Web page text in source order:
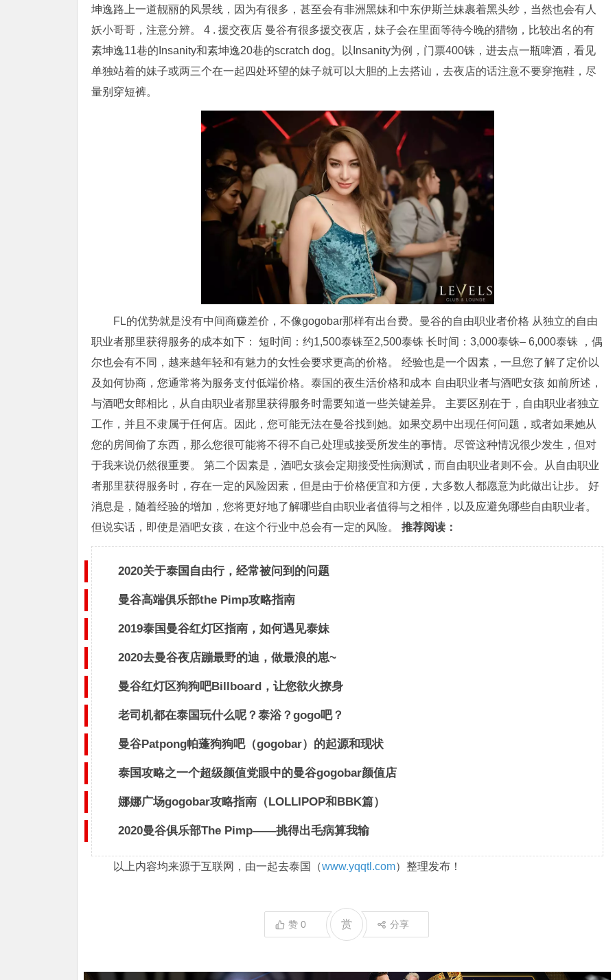
坤逸路上一道靓丽的风景线，因为有很多，甚至会有非洲黑妹和中东伊斯兰妹裹着黑头纱，当然也会有人
妖小哥哥，注意分辨。 4 . 援交夜店 曼谷有很多援交夜店，妹子会在里面等待今晚的猎物，比较出名的有
素坤逸11巷的Insanity和素坤逸20巷的scratch dog。以Insanity为例，门票400铢，进去点一瓶啤酒，看见
单独站着的妹子或两三个在一起四处环望的妹子就可以大胆的上去搭讪，去夜店的话注意不要穿拖鞋，尽
量别穿短裤。
FL的优势就是没有中间商赚差价，不像gogobar那样有出台费。曼谷的自由职业者价格 从独立的自由
职业者那里获得服务的成本如下： 短时间：约1,500泰铢至2,500泰铢 长时间：3,000泰铢– 6,000泰铢 ，偶
尔也会有不同，越来越年轻和有魅力的女性会要求更高的价格。 经验也是一个因素，一旦您了解了定价以
及如何协商，您通常将为服务支付低端价格。泰国的夜生活价格和成本 自由职业者与酒吧女孩 如前所述，
与酒吧女郎相比，从自由职业者那里获得服务时需要知道一些关键差异。 主要区别在于，自由职业者独立
工作，并且不隶属于任何店。因此，您可能无法在曼谷找到她。如果交易中出现任何问题，或者如果她从
您的房间偷了东西，那么您很可能将不得不自己处理或接受所发生的事情。尽管这种情况很少发生，但对
于我来说仍然很重要。 第二个因素是，酒吧女孩会定期接受性病测试，而自由职业者则不会。从自由职业
者那里获得服务时，存在一定的风险因素，但是由于价格便宜和方便，大多数人都愿意为此做出让步。 好
消息是，随着经验的增加，您将更好地了解哪些自由职业者值得与之相伴，以及应避免哪些自由职业者。
但说实话，即使是酒吧女孩，在这个行业中总会有一定的风险。 推荐阅读：
2020关于泰国自由行，经常被问到的问题
曼谷高端俱乐部the Pimp攻略指南
2019泰国曼谷红灯区指南，如何遇见泰妹
2020去曼谷夜店蹦最野的迪，做最浪的崽~
曼谷红灯区狗狗吧Billboard，让您欲火撩身
老司机都在泰国玩什么呢？泰浴？gogo吧？
曼谷Patpong帕蓬狗狗吧（gogobar）的起源和现状
泰国攻略之一个超级颜值党眼中的曼谷gogobar颜值店
娜娜广场gogobar攻略指南（LOLLIPOP和BBK篇）
2020曼谷俱乐部The Pimp——挑得出毛病算我输
以上内容均来源于互联网，由一起去泰国（www.yqqtl.com）整理发布！
赞 0 赏 分享